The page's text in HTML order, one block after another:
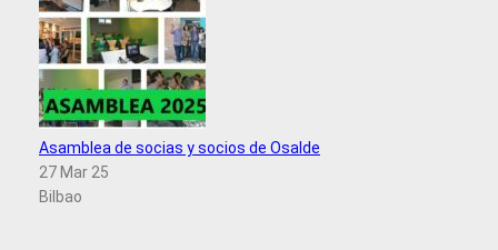
Asamblea de socias y socios de Osalde
27 Mar 25
Bilbao